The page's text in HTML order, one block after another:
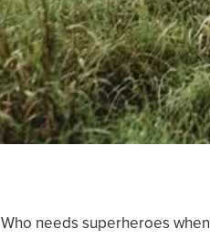
Who needs superheroes